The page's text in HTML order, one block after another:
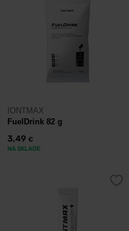
IONTMAX
FuelDrink 82 g
3,49 €
NA SKLADE